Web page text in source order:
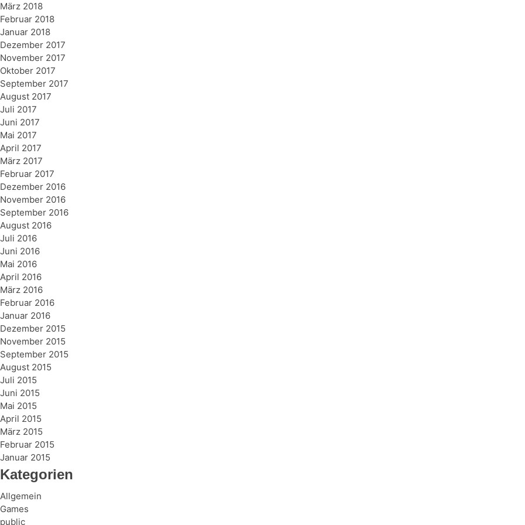
März 2018
Februar 2018
Januar 2018
Dezember 2017
November 2017
Oktober 2017
September 2017
August 2017
Juli 2017
Juni 2017
Mai 2017
April 2017
März 2017
Februar 2017
Dezember 2016
November 2016
September 2016
August 2016
Juli 2016
Juni 2016
Mai 2016
April 2016
März 2016
Februar 2016
Januar 2016
Dezember 2015
November 2015
September 2015
August 2015
Juli 2015
Juni 2015
Mai 2015
April 2015
März 2015
Februar 2015
Januar 2015
Kategorien
Allgemein
Games
public